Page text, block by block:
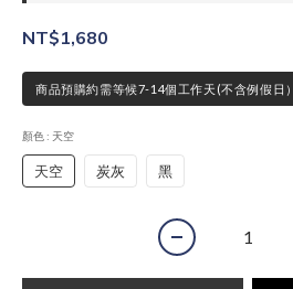
NT$1,680
商品預購約需等候7-14個工作天(不含例假日）
顏色 : 天空
天空 炭灰 黑